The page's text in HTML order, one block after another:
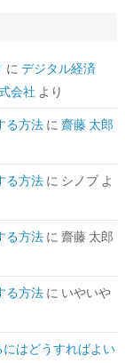
16GB GDDR7
正規代理店品
+09:00 時点 -
詳細は
に デジタル経済
会社 より
る方法に 齋藤 太郎
る方法に シノブよ
る方法に 齋藤 太郎
る方法に いやいや
はどうすればよい